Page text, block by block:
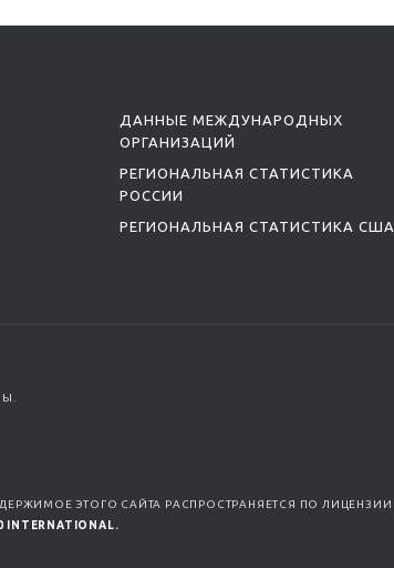
ДАННЫЕ МЕЖДУНАРОДНЫХ
ОРГАНИЗАЦИЙ
РЕГИОНАЛЬНАЯ СТАТИСТИКА
РОССИИ
РЕГИОНАЛЬНАЯ СТАТИСТИКА США
ЭТОГО САЙТА РАСПРОСТРАНЯЕТСЯ ПО ЛИЦЕНЗИИ
INTERNATIONAL.